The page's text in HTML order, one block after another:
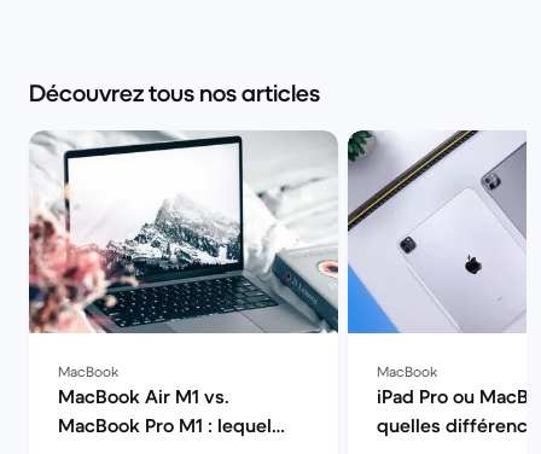
Découvrez tous nos articles
MacBook
MacBook Air M1 vs.
MacBook Pro M1 : lequel
MacBook
iPad Pro ou
quelles